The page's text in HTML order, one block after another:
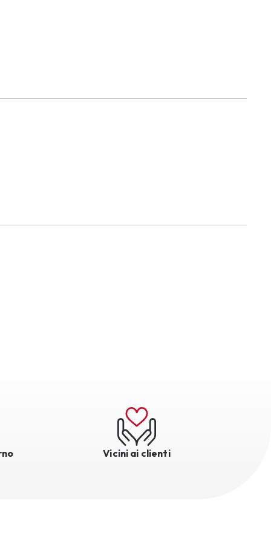
Vicini ai clienti